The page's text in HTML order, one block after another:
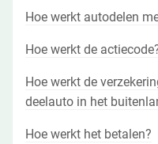
Hoe werkt autodelen
Hoe werkt de
Hoe werkt de
deelauto in het
Hoe werkt het betalen?